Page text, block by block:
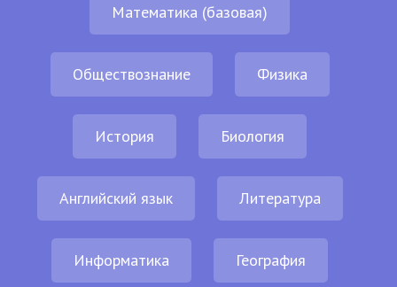
Математика (базовая)
Обществознание Физика
История Биология
Английский язык Литература
Информатика География